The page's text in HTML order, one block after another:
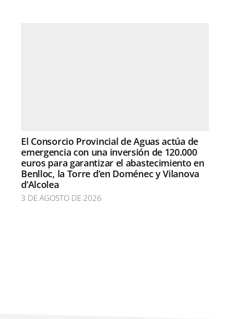
El Consorcio Provincial de Aguas actúa de
emergencia con una inversión de 120.000
euros para garantizar el abastecimiento en
Benlloc, la Torre d’en Doménec y Vilanova
d’Alcolea
3 DE AGOSTO DE 2026